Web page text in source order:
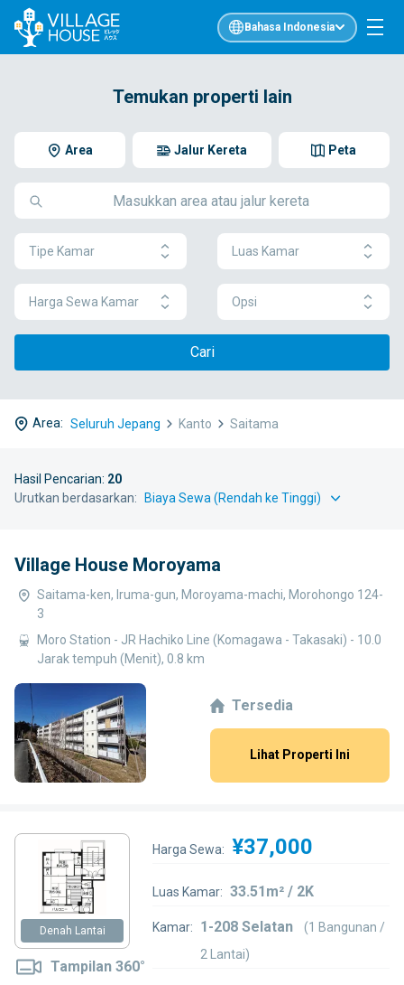
Bahasa Indonesia
Temukan properti lain
Area Peta
Jalur Kereta
Tipe Kamar Luas Kamar
Harga Sewa Kamar Opsi
Cari
Area: Seluruh Jepang Kanto Saitama
Hasil Pencarian: 20
Urutkan berdasarkan:
Village House Moroyama
Saitama-ken, Iruma-gun, Moroyama-machi, Morohongo 124-
3
Moro Station - JR Hachiko Line (Komagawa - Takasaki) - 10.0
Jarak tempuh (Menit), 0.8 km
Tersedia
Lihat Properti Ini
Denah Lantai
Tampilan 360°
Harga Sewa: ¥37,000
Luas Kamar: 33.51m² / 2K
Kamar: 1-208 Selatan
(1 Bangunan /
2 Lantai)